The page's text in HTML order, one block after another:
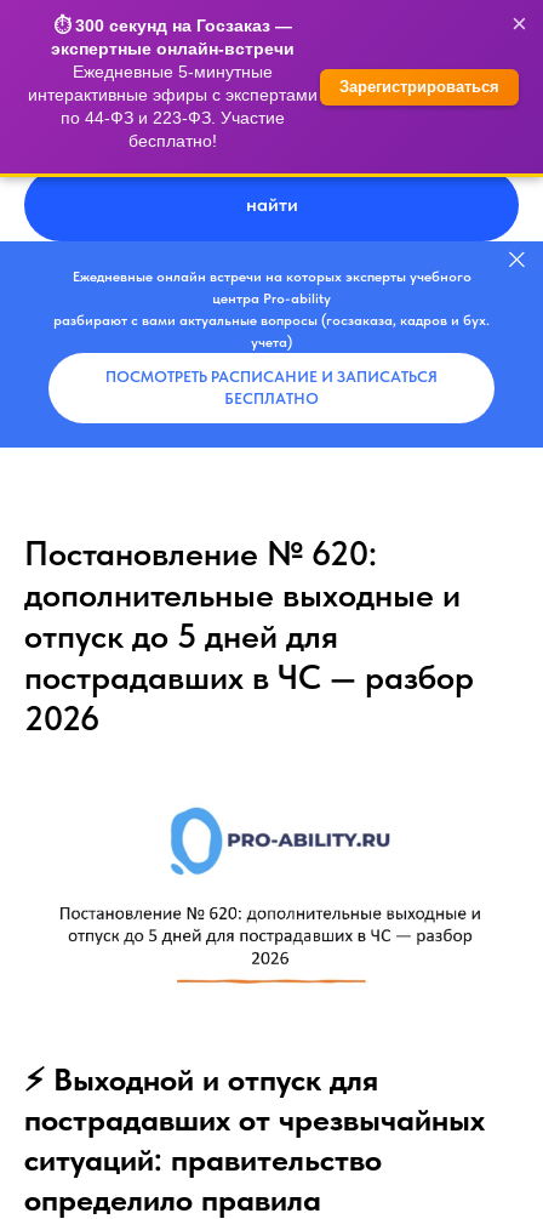
×
⏱️ 300 секунд на Госзаказ —
экспертные онлайн-встречи
Ежедневные 5-минутные
интерактивные эфиры с экспертами
по 44-ФЗ и 223-ФЗ. Участие
бесплатно!
Зарегистрироваться
найти
Ежедневные онлайн встречи на которых эксперты учебного
центра Pro-ability
разбирают с вами актуальные вопросы (госзаказа, кадров и бух.
учета)
ПОСМОТРЕТЬ РАСПИСАНИЕ И ЗАПИСАТЬСЯ
БЕСПЛАТНО
Постановление № 620:
дополнительные выходные и
отпуск до 5 дней для
пострадавших в ЧС — разбор
2026
⚡️ Выходной и отпуск для
пострадавших от чрезвычайных
ситуаций: правительство
определило правила